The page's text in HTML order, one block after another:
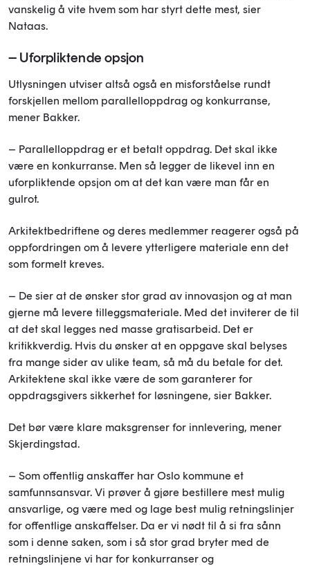
vanskelig å vite hvem som har styrt dette mest, sier
Nataas.
– Uforpliktende opsjon
Utlysningen utviser altså også en misforståelse rundt
forskjellen mellom parallelloppdrag og konkurranse,
mener Bakker.
– Parallelloppdrag er et betalt oppdrag. Det skal ikke
være en konkurranse. Men så legger de likevel inn en
uforpliktende opsjon om at det kan være man får en
gulrot.
Arkitektbedriftene og deres medlemmer reagerer også på
oppfordringen om å levere ytterligere materiale enn det
som formelt kreves.
– De sier at de ønsker stor grad av innovasjon og at man
gjerne må levere tilleggsmateriale. Med det inviterer de til
at det skal legges ned masse gratisarbeid. Det er
kritikkverdig. Hvis du ønsker at en oppgave skal belyses
fra mange sider av ulike team, så må du betale for det.
Arkitektene skal ikke være de som garanterer for
oppdragsgivers sikkerhet for løsningene, sier Bakker.
Det bør være klare maksgrenser for innlevering, mener
Skjerdingstad.
– Som offentlig anskaffer har Oslo kommune et
samfunnsansvar. Vi prøver å gjøre bestillere mest mulig
ansvarlige, og være med og lage best mulig retningslinjer
for offentlige anskaffelser. Da er vi nødt til å si fra sånn
som i denne saken, som i så stor grad bryter med de
retningslinjene vi har for konkurranser og